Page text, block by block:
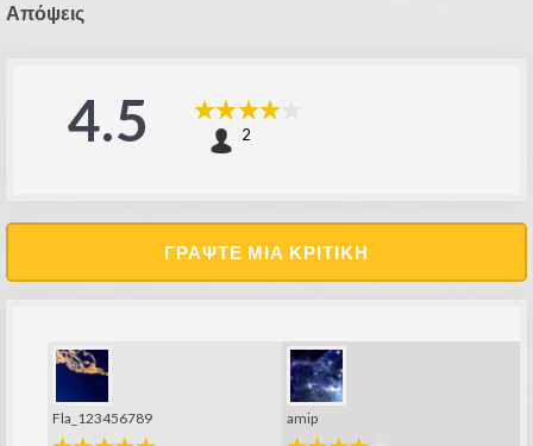
Απόψεις
4.5 2
ΓΡΆΨΤΕ ΜΙΑ ΚΡΙΤΙΚΉ
Fla_123456789 amip